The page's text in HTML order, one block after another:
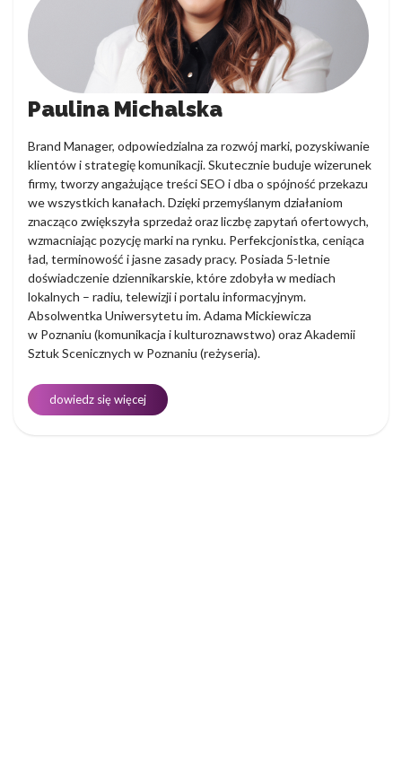
Paulina Michalska
Brand Manager, odpowiedzialna za rozwój marki, pozyskiwanie
klientów i strategię komunikacji. Skutecznie buduje wizerunek
firmy, tworzy angażujące treści SEO i dba o spójność przekazu
we wszystkich kanałach. Dzięki przemyślanym działaniom
znacząco zwiększyła sprzedaż oraz liczbę zapytań ofertowych,
wzmacniając pozycję marki na rynku. Perfekcjonistka, ceniąca
ład, terminowość i jasne zasady pracy. Posiada 5-letnie
doświadczenie dziennikarskie, które zdobyła w mediach
lokalnych – radiu, telewizji i portalu informacyjnym.
Absolwentka Uniwersytetu im. Adama Mickiewicza
w Poznaniu (komunikacja i kulturoznawstwo) oraz Akademii
Sztuk Scenicznych w Poznaniu (reżyseria).
dowiedz się więcej